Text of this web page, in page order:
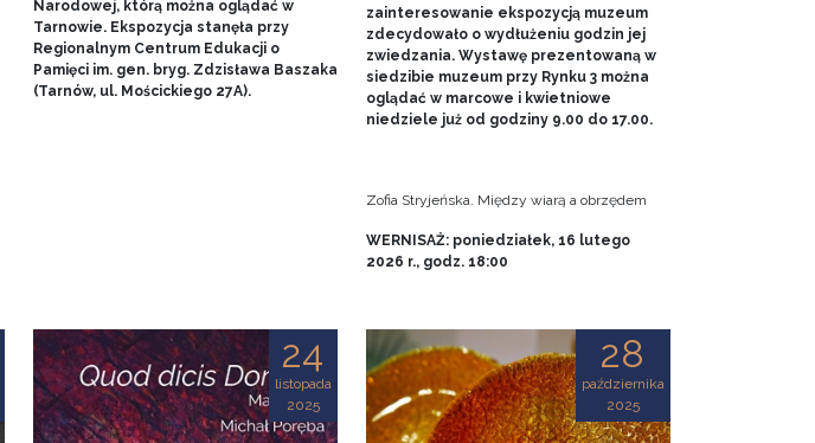
Narodowej, którą można oglądać w
Tarnowie. Ekspozycja stanęła przy
Regionalnym Centrum Edukacji o
Pamięci im. gen. bryg. Zdzisława Baszaka
(Tarnów, ul. Mościckiego 27A).
zainteresowanie ekspozycją muzeum
zdecydowało o wydłużeniu godzin jej
zwiedzania. Wystawę prezentowaną w
siedzibie muzeum przy Rynku 3 można
oglądać w marcowe i kwietniowe
niedziele już od godziny 9.00 do 17.00.
Zofia Stryjeńska. Między wiarą a obrzędem
WERNISAŻ: poniedziałek, 16 lutego
2026 r., godz. 18:00
24
listopada
2025
28
października
2025